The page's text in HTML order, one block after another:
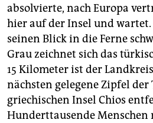
absolvierte, nach Europa
hier auf der Insel und
seinen Blick in die Ferne
Grau zeichnet sich das
15 Kilometer ist der
nächsten gelegene Zipfel der
griechischen Insel Chios
Hunderttausende